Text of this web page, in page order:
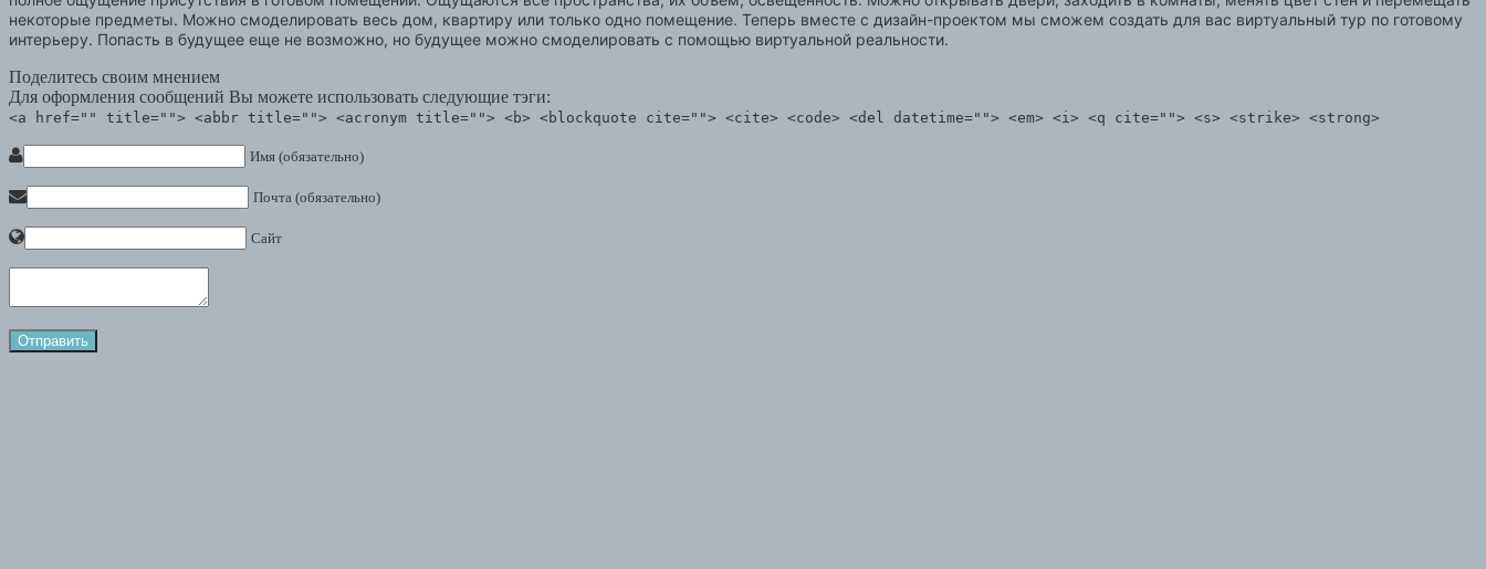
некоторые предметы. Можно смоделировать весь дом, квартиру или только одно помещение. Теперь вместе с дизайн-проектом мы сможем создать для вас виртуальный тур по готовому
интерьеру. Попасть в будущее еще не возможно, но будущее можно смоделировать с помощью виртуальной реальности.
Поделитесь своим мнением
Для оформления сообщений Вы можете использовать следующие тэги:
<a href="" title=""> <abbr title=""> <acronym title=""> <b> <blockquote cite=""> <cite> <code> <del datetime=""> <em> <i> <q cite=""> <s> <strike> <strong>
Имя (обязательно)
Почта (обязательно)
Сайт